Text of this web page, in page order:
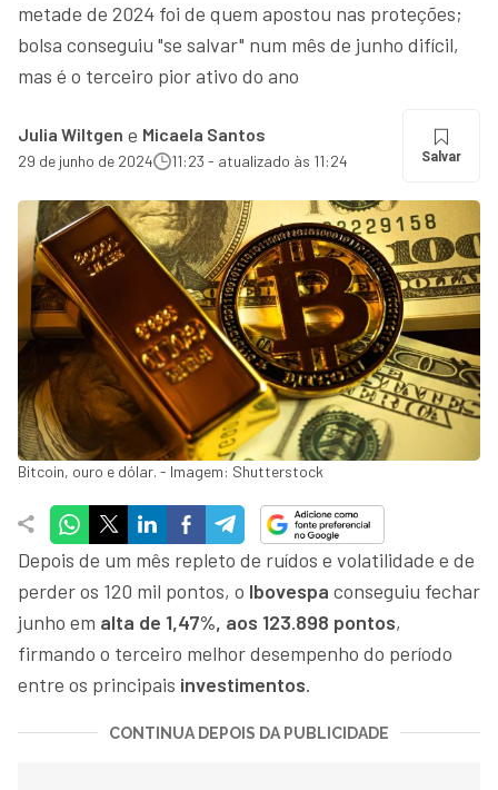
metade de 2024 foi de quem apostou nas proteções;
bolsa conseguiu "se salvar" num mês de junho difícil,
mas é o terceiro pior ativo do ano
Julia Wiltgen e Micaela Santos
29 de junho de 2024 11:23 - atualizado às 11:24 Salvar
Bitcoin, ouro e dólar. - Imagem: Shutterstock
Depois de um mês repleto de ruídos e volatilidade e de
perder os 120 mil pontos, o Ibovespa conseguiu fechar
junho em alta de 1,47%, aos 123.898 pontos,
firmando o terceiro melhor desempenho do período
entre os principais investimentos.
CONTINUA DEPOIS DA PUBLICIDADE